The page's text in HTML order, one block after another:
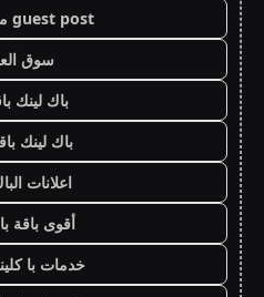
guest post مقال ضيف
سوق
باك لينك
باك لينك باقة
اعلانات
أقوى باقة
خدمات با كلينك